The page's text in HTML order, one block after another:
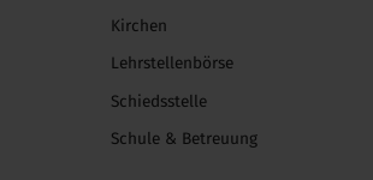
Kirchen
Lehrstellenbörse
Schiedsstelle
Schule & Betreuung